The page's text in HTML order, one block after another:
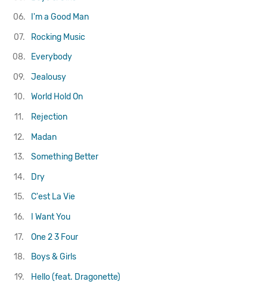
06.
I'm a Good Man
07.
Rocking Music
08.
Everybody
09.
Jealousy
10.
World Hold On
11.
Rejection
12.
Madan
13.
Something Better
14.
Dry
15.
C'est La Vie
16.
I Want You
17.
One 2 3 Four
18.
Boys & Girls
19.
Hello (feat. Dragonette)